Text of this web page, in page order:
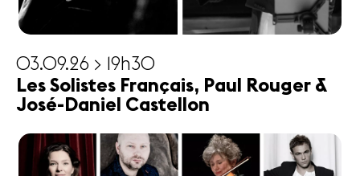
03.09.26 > 19h30
Les Solistes Français, Paul Rouger &
José-Daniel Castellon